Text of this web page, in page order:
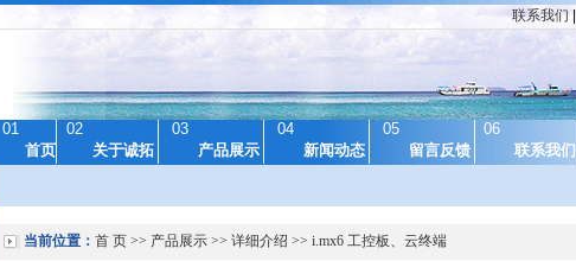
联系我们|
01 02 03 04 05
06
首页
关于诚拓 产品展示 新闻动态 留言反馈 联系我们
当前位置： 首 页>> 产品展示>> 详细介绍 >> i.mx6 工控板、云终端